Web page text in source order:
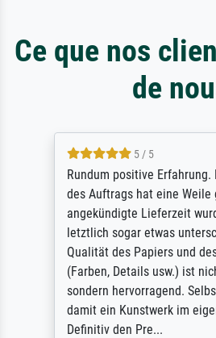
Ce que nos
de
5 / 5
Rundum positive Erfahrung.
des Auftrags hat eine Weile
angekündigte Lieferzeit
letztlich sogar etwas
Qualität des Papiers und
(Farben, Details usw.) ist
sondern hervorragend.
damit ein Kunstwerk im
Definitiv den Pre...